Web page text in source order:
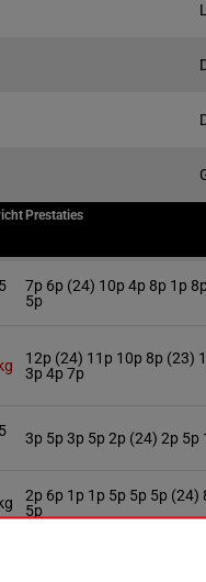
Prestaties
7p 6p (24) 10p 4p 8p 1p
5p
12p (24) 11p 10p 8p (23)
3p 4p 7p
3p 5p 3p 5p 2p (24) 2p 5p
2p 6p 1p 1p 5p 5p 5p (24)
5p